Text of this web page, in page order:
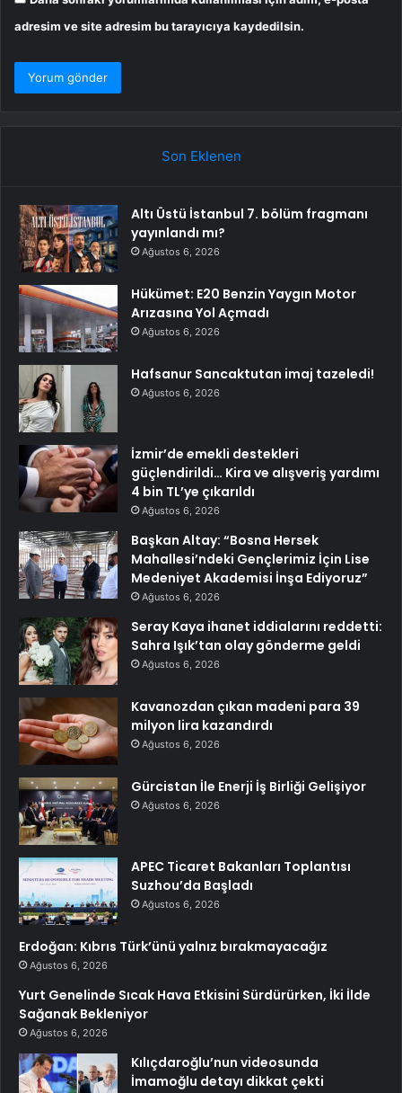
adresim ve site adresim bu tarayıcıya kaydedilsin.
Son Eklenen
Altı Üstü İstanbul 7. bölüm fragmanı
yayınlandı mı?
Ağustos 6, 2026
Hükümet: E20 Benzin Yaygın Motor
Arızasına Yol Açmadı
Ağustos 6, 2026
Hafsanur Sancaktutan imaj tazeledi!
Ağustos 6, 2026
İzmir’de emekli destekleri
güçlendirildi… Kira ve alışveriş yardımı
4 bin TL’ye çıkarıldı
Ağustos 6, 2026
Başkan Altay: “Bosna Hersek
Mahallesi’ndeki Gençlerimiz İçin Lise
Medeniyet Akademisi İnşa Ediyoruz”
Ağustos 6, 2026
Seray Kaya ihanet iddialarını reddetti:
Sahra Işık’tan olay gönderme geldi
Ağustos 6, 2026
Kavanozdan çıkan madeni para 39
milyon lira kazandırdı
Ağustos 6, 2026
Gürcistan İle Enerji İş Birliği Gelişiyor
Ağustos 6, 2026
APEC Ticaret Bakanları Toplantısı
Suzhou’da Başladı
Ağustos 6, 2026
Erdoğan: Kıbrıs Türk’ünü yalnız bırakmayacağız
Ağustos 6, 2026
Yurt Genelinde Sıcak Hava Etkisini Sürdürürken, İki İlde
Sağanak Bekleniyor
Ağustos 6, 2026
Kılıçdaroğlu’nun videosunda
İmamoğlu detayı dikkat çekti